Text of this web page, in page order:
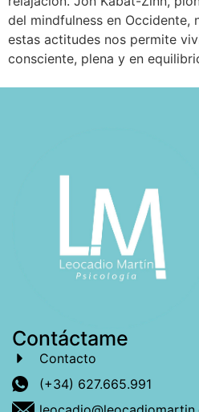
del mindfulness en Occidente,
estas actitudes nos permite
consciente, plena y en
Contáctame
Contacto
(+34) 627.665.991